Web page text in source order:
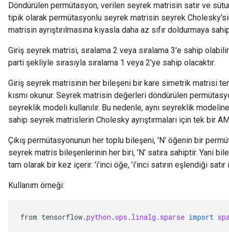
Döndürülen permütasyon, verilen seyrek matrisin satır ve
tipik olarak permütasyonlu seyrek matrisin seyrek
matrisin ayrıştırılmasına kıyasla daha az sıfır doldurmaya
Giriş seyrek matrisi, sıralama 2 veya sıralama 3'e sahip
parti şekliyle sırasıyla sıralama 1 veya 2'ye sahip olacaktır.
Giriş seyrek matrisinin her bileşeni bir kare simetrik matrisi
kısmı okunur. Seyrek matrisin değerleri döndürülen
seyreklik modeli kullanılır. Bu nedenle, aynı seyreklik
sahip seyrek matrislerin Cholesky ayrıştırmaları için tek bir
Çıkış permütasyonunun her toplu bileşeni, 'N' öğenin bir
seyrek matris bileşenlerinin her biri, 'N' satıra sahiptir. Yani
tam olarak bir kez içerir. 'i'inci öğe, 'i'inci satırın eşlendiği
Kullanım örneği:
from tensorflow.python .ops . linalg . sparse import